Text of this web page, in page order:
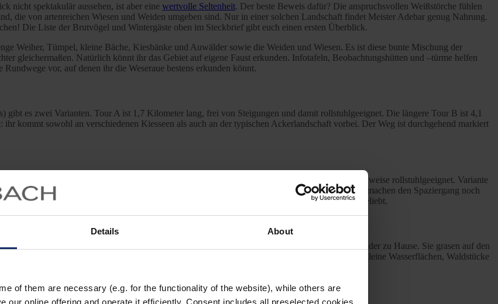
Details About
of them are necessary (e.g. for the functionality of the website), while others are
our online offering and operate it efficiently. Consent includes all preselected cookies
nicht spektakulär aussehen, ist aber eine wertvolle Seltenheit. Der beste Beweis dafür? Die anspruchsvollen Weißstörche fühlen
die von artenreichen Wiesen und Weiden umgeben sind. Nur in einer solchen Landschaft findet Meister Adebar genug Nahrung.
Die Liste der Brutvögel und Wintergäste oben im Steckbrief gibt euch einen ersten Überblick.
Weiher, Tümpel, kleine Bäche, Kiesbänke und Auwälder sowie die Weiden und Wiesen. Es ist diese bunte Mischung der
gleichermaßen. Natürlich könnt ihr das Gebiet auf eigene Faust erkunden. Infotafeln, Beobachtungshütten und –türme helfen
vor, auf denen ihr die Weseraue bestens erkunden könnt.
gibt es zwei Varianten. Tour A ist 1,7 Kilometer lang, frei von Steigungen und damit rollstuhlgeeignet. Die längere Tour B ist 4,1
kommt sowohl an verschiedenen Kiesseen als auch an der typischen Ackerlandschaft vorbei. Der Weg ist durchgehend markiert
und ist 3 Kilometer lang. Der Weg ist zwar gut befestigt, aber aufgrund von Steigungen nur teilweise rollstuhlgeeignet. Variante
Gernheimer Marsch
und die angrenzende Geestlandschaft. Zwölf teilweise interaktive Infotafeln machen den Spaziergang noch
einlegen. Er vereint viele verschiedene Lebensräume und ist daher bei Singvögeln sehr beliebt.
Wat- und Wasservögeln sind hier auch Konik-Wildpferde und Schottische Hochlandrinder zu Hause. Sie grasen auf den
Wenn ihr mit den Rindern und Pferden Bekanntschaft gemacht habt, bleiben noch zahlreiche kleine Wasserflächen, Waldstücke